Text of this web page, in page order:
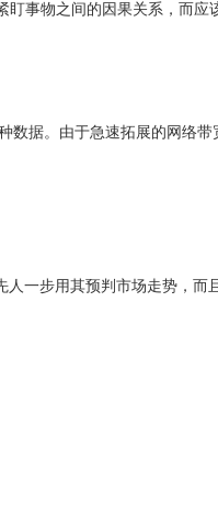
事物之间的因果关系，而应
据。由于急速拓展的网络
一步用其预判市场走势，而